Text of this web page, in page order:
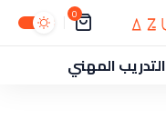
0
التدريب المهني